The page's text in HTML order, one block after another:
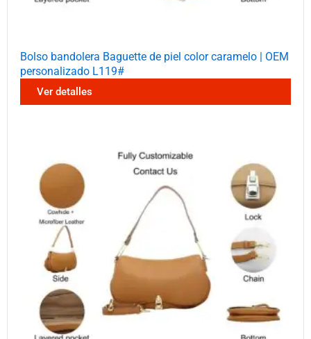
Bolso bandolera Baguette de piel color caramelo | OEM
personalizado L119#
Ver detalles